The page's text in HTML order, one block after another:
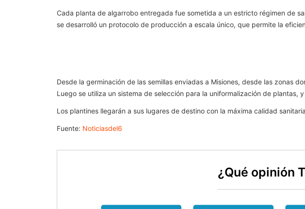
Cada planta de algarrobo entregada fue sometida a un estricto régimen de
se desarrolló un protocolo de producción a escala único, que permite la
Desde la germinación de las semillas enviadas a Misiones, desde las zonas
Luego se utiliza un sistema de selección para la uniformalización de plantas,
Los plantines llegarán a sus lugares de destino con la máxima calidad
Fuente: Noticiasdel6
¿Qué opinión